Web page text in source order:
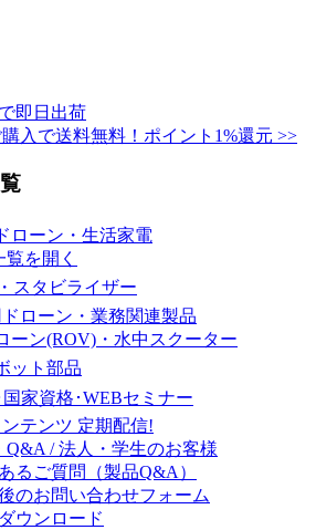
即日出荷
入で送料無料！ポイント1%還元 >>
ローン・生活家電
を開く
スタビライザー
ローン・業務関連製品
ーン(ROV)・水中スクーター
ット部品
家資格･WEBセミナー
テンツ 定期配信!
Q&A / 法人・学生のお客様
るご質問（製品Q&A）
のお問い合わせフォーム
ウンロード